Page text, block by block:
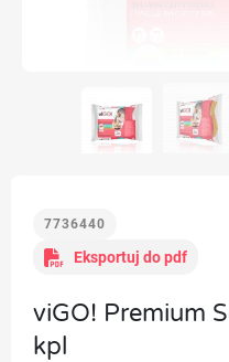
7736440
Eksportuj do pdf
viGO! Premium
kpl